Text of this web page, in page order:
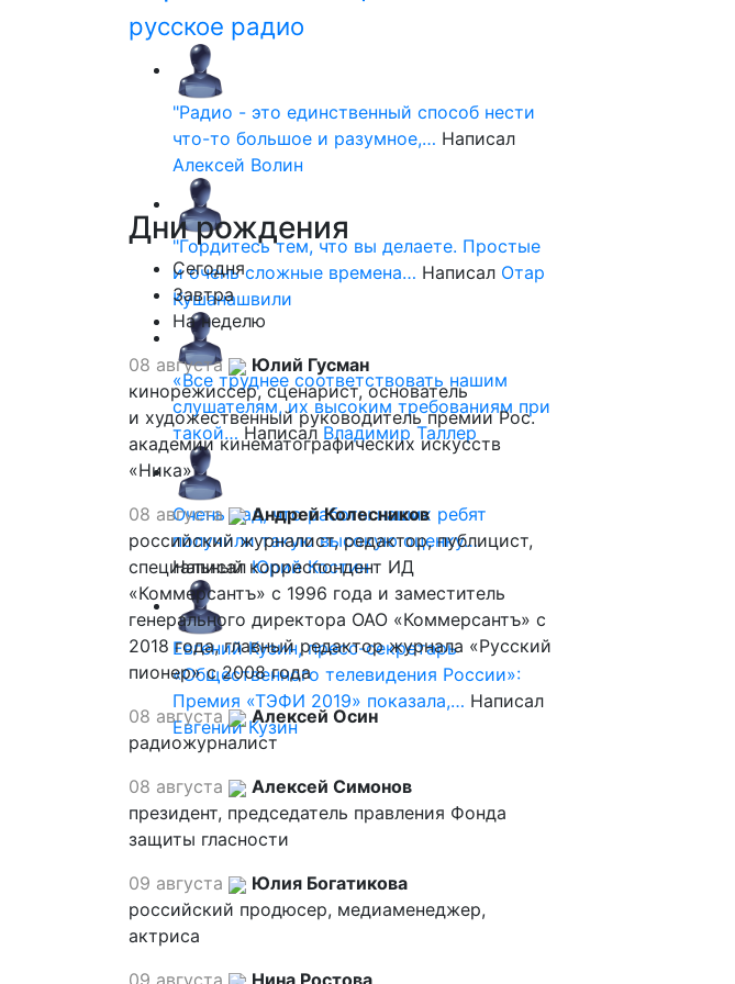
русское радио
"Радио - это единственный способ нести
что-то большое и разумное,… Написал
Алексей Волин
"Гордитесь тем, что вы делаете. Простые
и очень сложные времена… Написал Отар
Кушанашвили
«Все труднее соответствовать нашим
слушателям, их высоким требованиям при
такой… Написал Владимир Таллер
Очень рад, что работы наших ребят
получили такую высокую оценку…
НаписалЮрий Костин
Евгений Кузин, пресс-секретарь
«Общественного телевидения России»:
Премия «ТЭФИ 2019» показала,… Написал
Евгений Кузин
Днирождения
Сегодня
Завтра
На неделю
08 августа
Юлий Гусман
кинорежиссер, сценарист, основатель
и художественный руководитель премии Рос.
академии кинематографических искусств
«Ника»
08 августа
Андрей Колесников
российский журналист, редактор, публицист,
специальный корреспондент ИД
«Коммерсантъ» с 1996 года и заместитель
генерального директора ОАО «Коммерсантъ» с
2018 года, главный редактор журнала «Русский
пионер» с 2008 года
08 августа
Алексей Осин
радиожурналист
08 августа
Алексей Симонов
президент, председатель правления Фонда
защиты гласности
09 августа
Юлия Богатикова
российский продюсер, медиаменеджер,
актриса
09 августа
Нина Ростова